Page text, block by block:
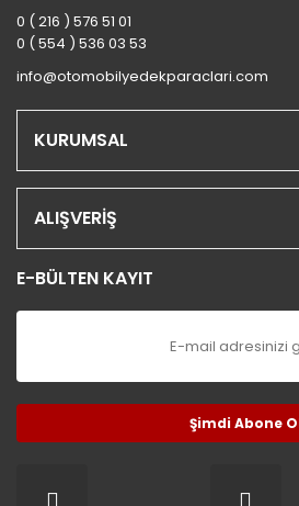
0 ( 216 ) 576 51 01
0 ( 554 ) 536 03 53
info@otomobilyedekparaclari.com
KURUMSAL
ALIŞVERİŞ
E-BÜLTEN KAYIT
Şimdi Abone